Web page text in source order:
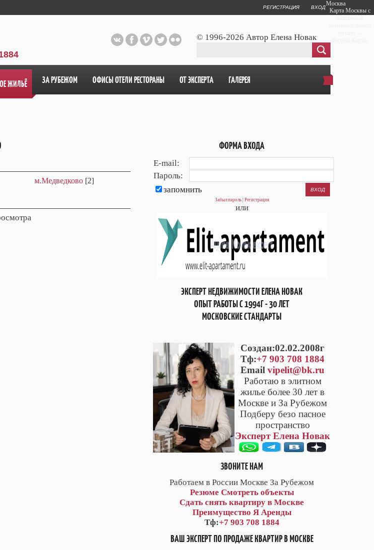
РЕГИСТРАЦИЯ ВХОД
© 1996-2026 Автор Елена Новак
ЖИЛЬЁ ЗА РУБЕЖОМ ОФИСЫ ОТЕЛИ РЕСТОРАНЫ ОТ ЭКСПЕРТА ГАЛЕРЕЯ
м.Медведково [2]
ФОРМА ВХОДА
E-mail:
Пароль:
запомнить
Забыл пароль| Регистрация
или
ЭКСПЕРТ НЕДВИЖИМОСТИ ЕЛЕНА НОВАК
ОПЫТ РАБОТЫ С 1994Г - 30 ЛЕТ
МОСКОВСКИЕ СТАНДАРТЫ
Cоздан:02.02.2008г
Тф:+7 903 708 1884
Emailvipelit@bk.ru
Работаю в элитном
жилье более 30 лет в
Москве и За Рубежом
Подберу безо пасное
пространство
Эксперт Елена Новак
ЗВОНИТЕ НАМ
Работаем в России Москве За Рубежом
Резюме Смотреть объекты
Сдать снять квартиру в Москве
Преимущество Я Аренды
Тф:+7 903 708 1884
ВАШ ЭКСПЕРТ ПО ПРОДАЖЕ КВАРТИР В МОСКВЕ
Москва
Карта Москвы с